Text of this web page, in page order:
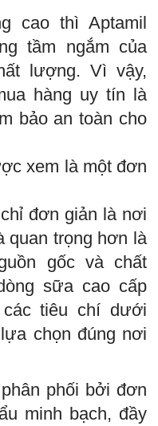
cao thì Aptamil
tầm ngắm của
lượng. Vì vậy,
hàng uy tín là
bảo an toàn cho
xem là một đơn
đơn giản là nơi
quan trọng hơn là
gốc và chất
sữa cao cấp
các tiêu chí dưới
chọn đúng nơi
phối bởi đơn
minh bạch, đầy